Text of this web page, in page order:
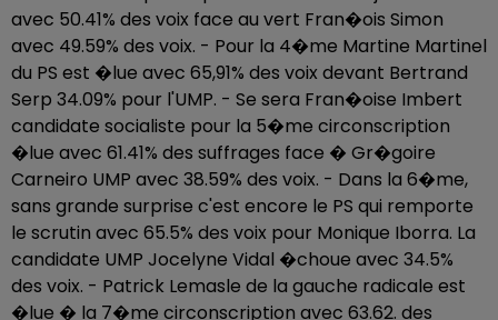
avec 50.41% des voix face au vert Fran�ois Simon
avec 49.59% des voix. - Pour la 4�me Martine Martinel
du PS est �lue avec 65,91% des voix devant Bertrand
Serp 34.09% pour l'UMP. - Se sera Fran�oise Imbert
candidate socialiste pour la 5�me circonscription
�lue avec 61.41% des suffrages face � Gr�goire
Carneiro UMP avec 38.59% des voix. - Dans la 6�me,
sans grande surprise c'est encore le PS qui remporte
le scrutin avec 65.5% des voix pour Monique Iborra. La
candidate UMP Jocelyne Vidal �choue avec 34.5%
des voix. - Patrick Lemasle de la gauche radicale est
�lue � la 7�me circonscription avec 63.62. des